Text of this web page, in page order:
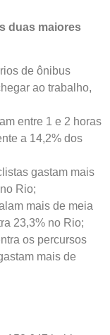
duas maiores
de ônibus
ao trabalho,
entre 1 e 2 horas
a 14,2% dos
gastam mais
Rio;
mais de meia
23,3% no Rio;
os percursos
mais de